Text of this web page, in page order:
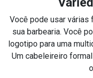
Você pode usar
sua barbearia. Você
logotipo para uma
Um cabeleireiro